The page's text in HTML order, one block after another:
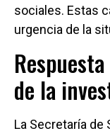
sociales. Estas
urgencia de la
de la
La Secretaría de